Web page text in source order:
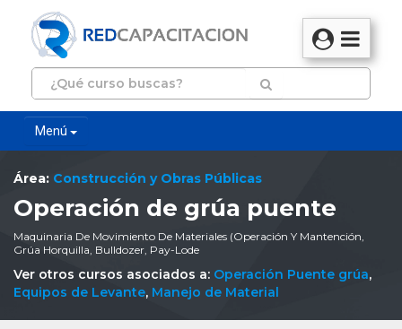
Menú
Área: Construcción y Obras Públicas
Operación de grúa puente
Maquinaria De Movimiento De Materiales (Operación Y Mantención,
Grúa Horquilla, Bulldozer, Pay-Lode
Ver otros cursos asociados a: Operación Puente grúa,
Equipos de Levante, Manejo de Material